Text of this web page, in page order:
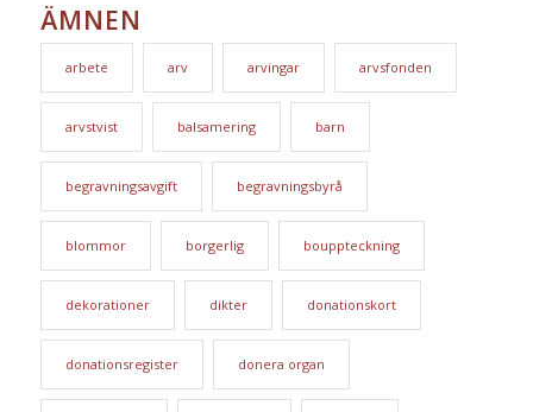
ÄMNEN
arbete arv arvingar arvsfonden
arvstvist balsamering barn
begravningsavgift begravningsbyrå
blommor borgerlig bouppteckning
dekorationer dikter donationskort
donationsregister donera organ